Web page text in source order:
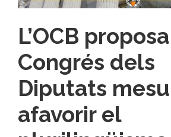
L’OCB
Congrés dels
Diputats
afavorir el